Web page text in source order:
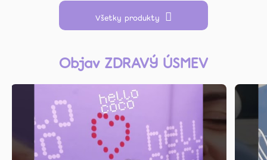
Všetky produkty
Objav ZDRAVÝ ÚSMEV